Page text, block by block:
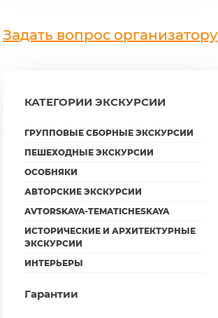
Задать вопрос организатору
КАТЕГОРИИ ЭКСКУРСИИ
ГРУППОВЫЕ СБОРНЫЕ ЭКСКУРСИИ
ПЕШЕХОДНЫЕ ЭКСКУРСИИ
ОСОБНЯКИ
АВТОРСКИЕ ЭКСКУРСИИ
AVTORSKAYA-TEMATICHESKAYA
ИСТОРИЧЕСКИЕ И АРХИТЕКТУРНЫЕ
ЭКСКУРСИИ
ИНТЕРЬЕРЫ
Гарантии